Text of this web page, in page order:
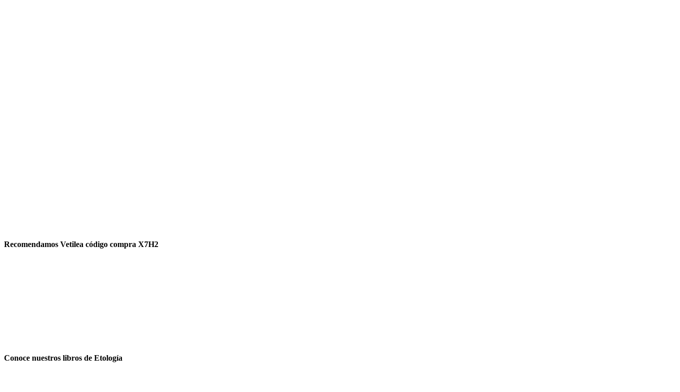
Recomendamos Vetilea código compra X7H2
Conoce nuestros libros de Etología